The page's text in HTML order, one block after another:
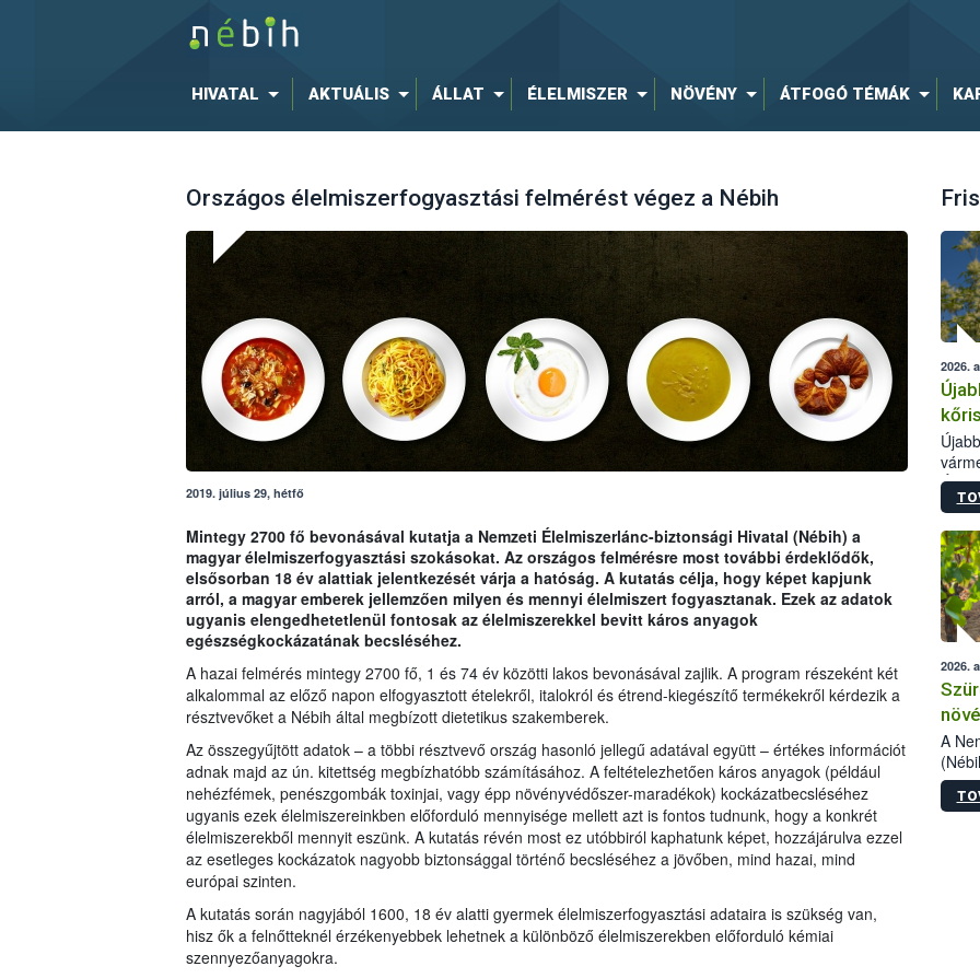
HIVATAL AKTUÁLIS ÁLLAT ÉLELMISZER NÖVÉNY ÁTFOGÓ TÉMÁK
Országos élelmiszerfogyasztási felmérést végez a Nébih
2019. július 29, hétfő
Mintegy 2700 fő bevonásával kutatja a Nemzeti Élelmiszerlánc-biztonsági Hivatal (Nébih) a
magyar élelmiszerfogyasztási szokásokat. Az országos felmérésre most további érdeklődők,
elsősorban 18 év alattiak jelentkezését várja a hatóság. A kutatás célja, hogy képet kapjunk
arról, a magyar emberek jellemzően milyen és mennyi élelmiszert fogyasztanak. Ezek az adatok
ugyanis elengedhetetlenül fontosak az élelmiszerekkel bevitt káros anyagok
egészségkockázatának becsléséhez.
A hazai felmérés mintegy 2700 fő, 1 és 74 év közötti lakos bevonásával zajlik. A program részeként két
alkalommal az előző napon elfogyasztott ételekről, italokról és étrend-kiegészítő termékekről kérdezik a
résztvevőket a Nébih által megbízott dietetikus szakemberek.
Az összegyűjtött adatok – a többi résztvevő ország hasonló jellegű adatával együtt – értékes információt
adnak majd az ún. kitettség megbízhatóbb számításához. A feltételezhetően káros anyagok (például
nehézfémek, penészgombák toxinjai, vagy épp növényvédőszer-maradékok) kockázatbecsléséhez
ugyanis ezek élelmiszereinkben előforduló mennyisége mellett azt is fontos tudnunk, hogy a konkrét
élelmiszerekből mennyit eszünk. A kutatás révén most ez utóbbiról kaphatunk képet, hozzájárulva ezzel
az esetleges kockázatok nagyobb biztonsággal történő becsléséhez a jövőben, mind hazai, mind
európai szinten.
A kutatás során nagyjából 1600, 18 év alatti gyermek élelmiszerfogyasztási adataira is szükség van,
hisz ők a felnőtteknél érzékenyebbek lehetnek a különböző élelmiszerekben előforduló kémiai
szennyezőanyagokra.
2026.
2026.
A